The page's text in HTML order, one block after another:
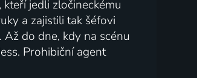
jedli zločineckému
a zajistili tak šéfovi
Až do dne, kdy na scénu
Prohibiční agent